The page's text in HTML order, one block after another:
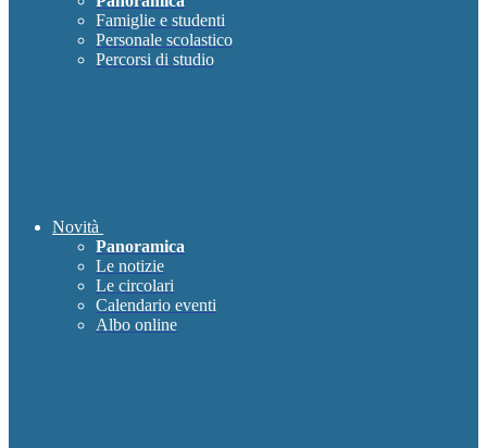
Famiglie e studenti
Personale scolastico
Percorsi di studio
Novità
Panoramica
Le notizie
Le circolari
Calendario eventi
Albo online